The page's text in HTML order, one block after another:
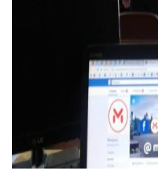
Рекламні прайси
Підтримати «місцевих»